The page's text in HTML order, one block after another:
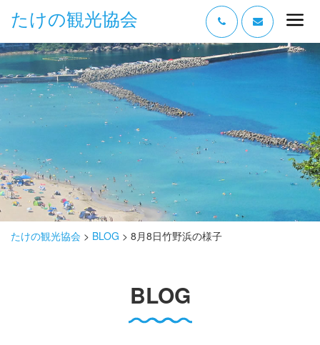
たけの観光協会
“たけの” の魅力
過ごし方
みどころ
泊まる
おみやげ
たけの観光協会 > BLOG > 8月8日竹野浜の様子
BLOG